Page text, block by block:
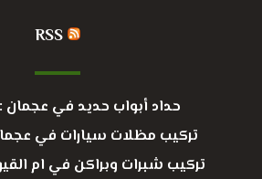
RSS
حداد أبواب حديد في عجمان : 0503163139
تركيب مظلات سيارات في عجمان :
تركيب شبرات وبراكن في ام القيوين